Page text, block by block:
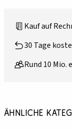
Kauf auf
30 Tage
Rund 10 Mio.
Ähnliche